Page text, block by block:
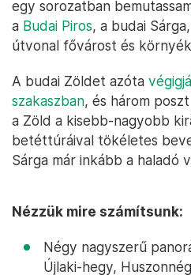
egy sorozatban
a Budai Piros, a budai
útvonal fővárost és
A budai Zöldet azóta
szakaszban, és három
a Zöld a kisebb-nagyobb
betéttúráival tökéletes
Sárga már inkább a haladó
Nézzük mire számítsunk:
Négy nagyszerű
Újlaki-hegy,